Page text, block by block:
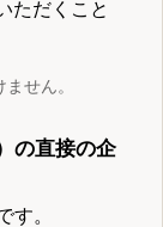
ただくこと
せん。
の直接の企
す。